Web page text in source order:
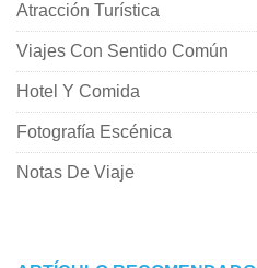
Atracción Turística
Viajes Con Sentido Común
Hotel Y Comida
Fotografía Escénica
Notas De Viaje